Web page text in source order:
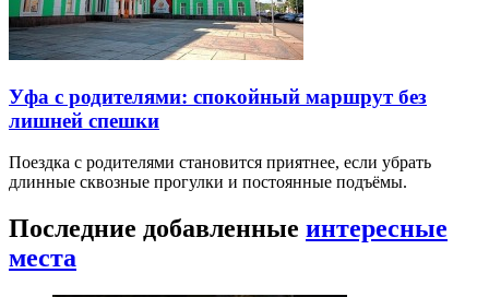
Уфа с родителями: спокойный маршрут без
лишней спешки
Поездка с родителями становится приятнее, если убрать
длинные сквозные прогулки и постоянные подъёмы.
Последние добавленные интересные
места